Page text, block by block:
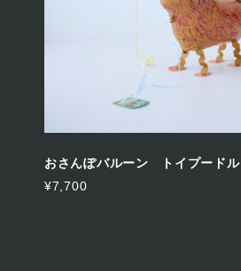
おさんぽバルーン トイプードル
¥7,700